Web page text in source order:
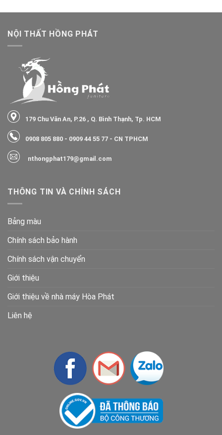
NỘI THẤT HỒNG PHÁT
179 Chu Văn An, P.26 , Q. Bình Thạnh, Tp. HCM
0908 805 880 - 0909 44 55 77 - CN TPHCM
nthongphat179@gmail.com
THÔNG TIN VÀ CHÍNH SÁCH
Bảng màu
Chính sách bảo hành
Chính sách vận chuyển
Giới thiệu
Giới thiệu về nhà máy Hòa Phát
Liên hệ